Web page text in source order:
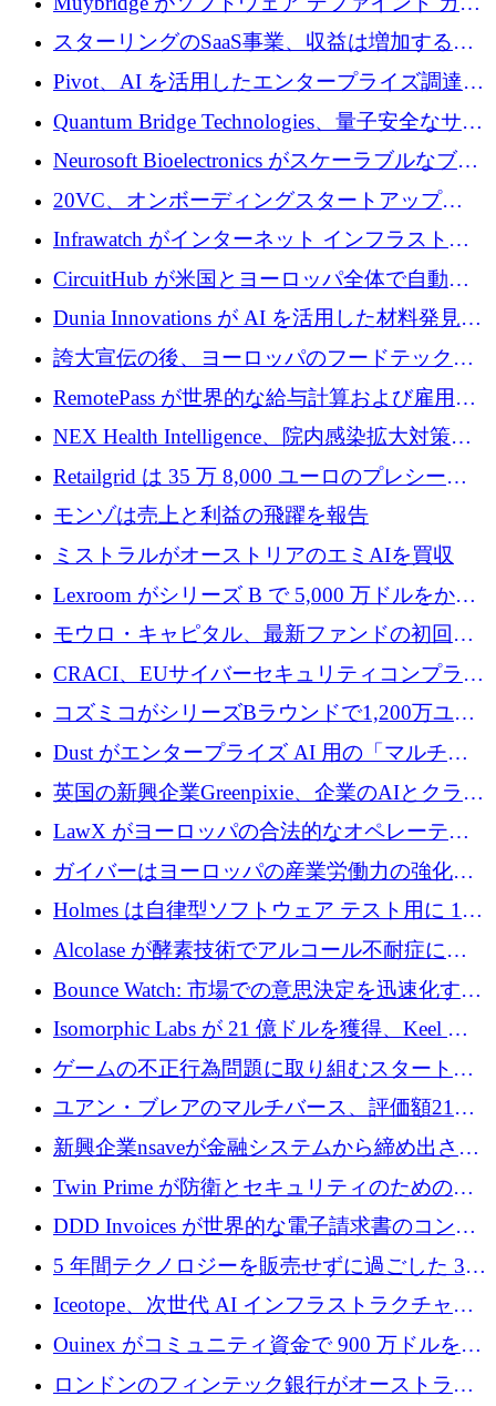
ラ テクノロジーを拡張するためにシリーズ A
で 1,600 万ドルを調達
スターリングのSaaS事業、収益は増加するも
グループ利益は減少
Pivot、AI を活用したエンタープライズ調達プ
ラットフォームを拡大するために 4,000 万ド
ルを調達
Quantum Bridge Technologies、量子安全なサイ
バーセキュリティ インフラストラクチャの拡
張にシリーズ A で 800 万ドルを投入
Neurosoft Bioelectronics がスケーラブルなブレ
イン コンピューター インターフェイスのため
に 750 万ドルを調達
20VC、オンボーディングスタートアップ
Prelude へのシリーズ A 投資で 2,000 万ドルを
Infrawatch がインターネット インフラストラ
クチャ インテリジェンス向けに 300 万ドルの
プレシードを確保
CircuitHub が米国とヨーロッパ全体で自動電
子機器製造を拡大するために 2,800 万ドルを
Dunia Innovations が AI を活用した材料発見を
産業化するために 2 億 8,000 万ユーロのベル
リン GigaLab を発表
誇大宣伝の後、ヨーロッパのフードテックセ
クターはファンダメンタルズを中心に再構築
RemotePass が世界的な給与計算および雇用プ
ラットフォームを拡大するために 1,740 万ド
NEX Health Intelligence、院内感染拡大対策に
100万ユーロを確保
Retailgrid は 35 万 8,000 ユーロのプレシード
ラウンドで小売業のスプレッドシートをター
モンゾは売上と利益の飛躍を報告
ミストラルがオーストリアのエミAIを買収
Lexroom がシリーズ B で 5,000 万ドルをかけ
てヨーロッパ大陸法用の法律 AI を構築
モウロ・キャピタル、最新ファンドの初回ク
ローズで4億ドルを確保
CRACI、EUサイバーセキュリティコンプライ
アンスプラットフォームのために140万ユーロ
コズミコがシリーズBラウンドで1,200万ユー
ロを調達
Dust がエンタープライズ AI 用の「マルチプ
レイヤー」オペレーティング システムを構築
するシリーズ B で 4,000 万ドルを調達
英国の新興企業Greenpixie、企業のAIとクラウ
ドのエネルギー無駄を削減するために470万ポ
ンドを調達
LawX がヨーロッパの合法的なオペレーティ
ング システムを構築するために 750 万ユーロ
を調達
ガイバーはヨーロッパの産業労働力の強化に
貢献するために 140 万ユーロを獲得
Holmes は自律型ソフトウェア テスト用に 110
万ユーロのプレシードを提供して開始
Alcolase が酵素技術でアルコール不耐症に取
り組むために 150 万ユーロを調達
Bounce Watch: 市場での意思決定を迅速化する
ためのインテリジェンス層を構築する
Isomorphic Labs が 21 億ドルを獲得、Keel の
ネオバンク後の軸、ポーランドのソフトウェ
ア進化
ゲームの不正行為問題に取り組むスタートア
ップを紹介する
ユアン・ブレアのマルチバース、評価額21億
ドルで7,000万ドルを調達
新興企業nsaveが金融システムから締め出され
たシリア人に国際銀行アクセスをもたらす
Twin Prime が防衛とセキュリティのためのフ
ロンティア AI モデルを構築するために 1,000
万ドルのプレシードを獲得
DDD Invoices が世界的な電子請求書のコンプ
ライアンスを簡素化するために 131 万ユーロ
を調達
5 年間テクノロジーを販売せずに過ごした 3D
プリンティングのスタートアップを紹介しま
Iceotope、次世代 AI インフラストラクチャの
冷却を促進するために 2,600 万ドルを調達
Ouinex がコミュニティ資金で 900 万ドルを達
成、トークン プラットフォームを開始
ロンドンのフィンテック銀行がオーストラリ